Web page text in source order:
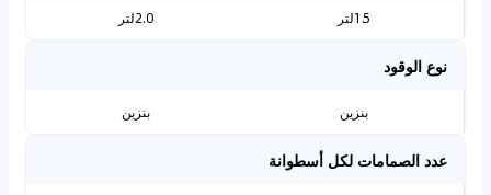
1.5لتر 2.0لتر
نوع الوقود
بنزين بنزين
عدد الصمامات لكل أسطوانة